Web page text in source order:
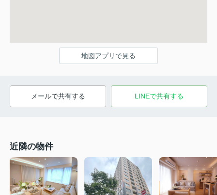
地図アプリで見る
メールで共有する LINEで共有する
近隣の物件